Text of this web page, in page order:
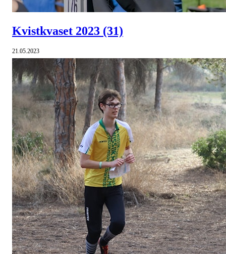
Kvistkvaset 2023 (31)
21.05.2023